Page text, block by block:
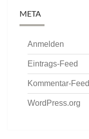
META
Anmelden
Eintrags-Feed
Kommentar-Feed
WordPress.org